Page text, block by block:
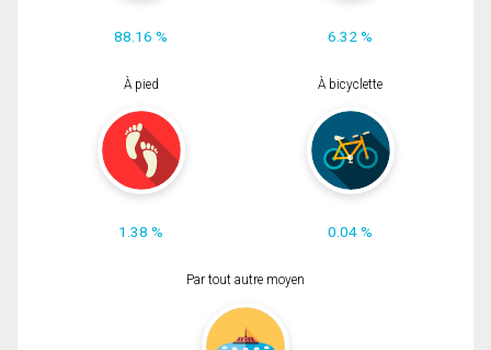
88.16 % 6.32 %
À pied
1.38 %
À bicyclette
0.04 %
Par tout autre moyen